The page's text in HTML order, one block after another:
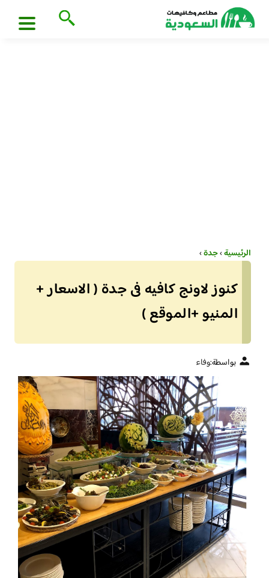
الرئيسية›جدة›
كنوز لاونج كافيه فى جدة ( الاسعار +
المنيو +الموقع )
بواسطة:وفاء